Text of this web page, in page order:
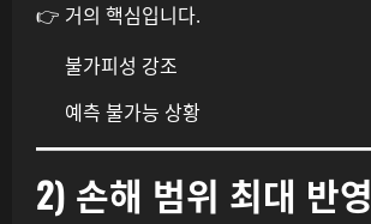
👉 거의 핵심입니다.
불가피성 강조
예측 불가능 상황
2) 손해 범위 최대 반영